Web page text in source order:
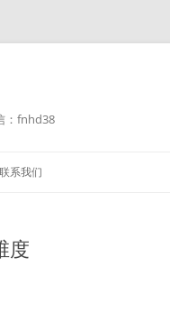
：fnhd38
联系我们
度